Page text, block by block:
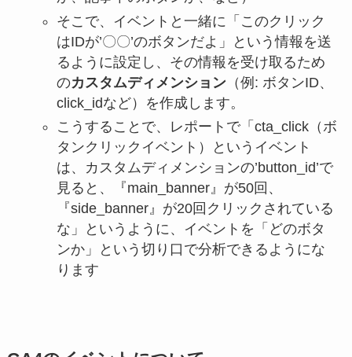
そこで、イベントと一緒に「このクリック
はIDが’〇〇’のボタンだよ」という情報を送
るように設定し、その情報を受け取るため
のカスタムディメンション（例: ボタンID、
click_idなど）を作成します。
こうすることで、レポートで「cta_click（ボ
タンクリックイベント）というイベント
は、カスタムディメンションの’button_id’で
見ると、『main_banner』が50回、
『side_banner』が20回クリックされている
な」というように、イベントを「どのボタ
ンか」という切り口で分析できるようにな
ります